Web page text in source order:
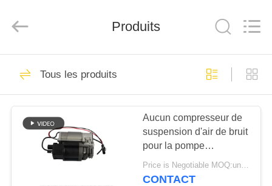
MAISON
DES
PRODUITS
VIDÉOS
auto
Rights
Choc de suspension
d'air
3617
Produits
Tous les produits
Aucun compresseur de
suspension d'air de bruit
pour la pompe
37206789450 de ressort
pneumatique de BMW
Price is Negotiable MOQ:un pc/pcs
CONTACT